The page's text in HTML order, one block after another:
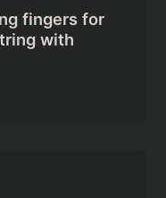
fingers for
with